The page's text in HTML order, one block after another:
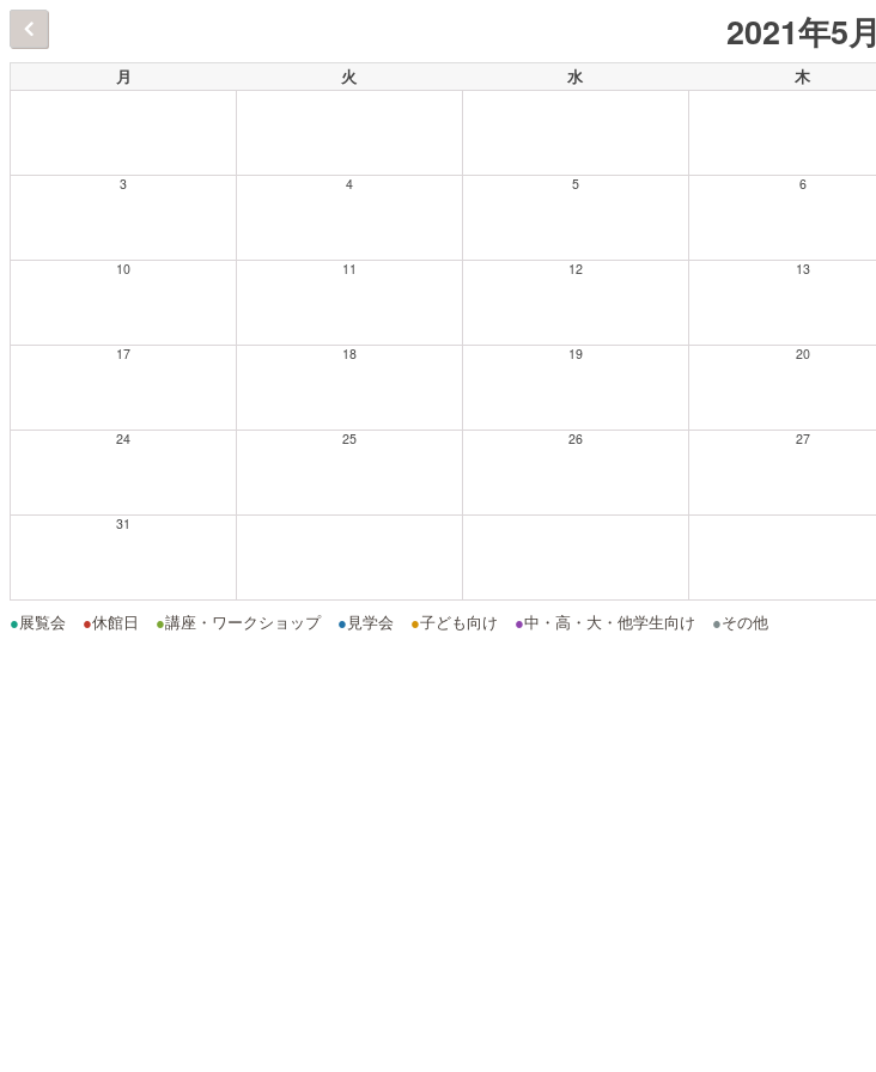
2021年5月
月 火 水 木
3 4 5 6
10 11 12 13
17 18 19 20
24 25 26 27
31
●展覧会 ●休館日 ●講座・ワークショップ ● 見学会 ●子ども向け ●中・高・大・他学生向け ●その他